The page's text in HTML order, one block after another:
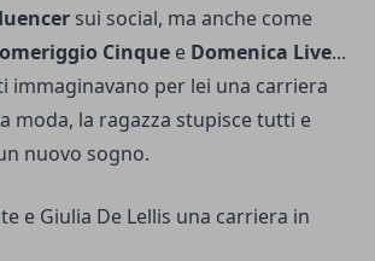
sui social, ma anche come
Cinque e Domenica Live...
immaginavano per lei una carriera
moda, la ragazza stupisce tutti e
nuovo sogno.
e Giulia De Lellis una carriera in